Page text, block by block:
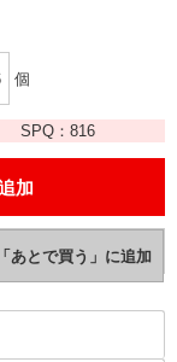
個
SPQ： 816